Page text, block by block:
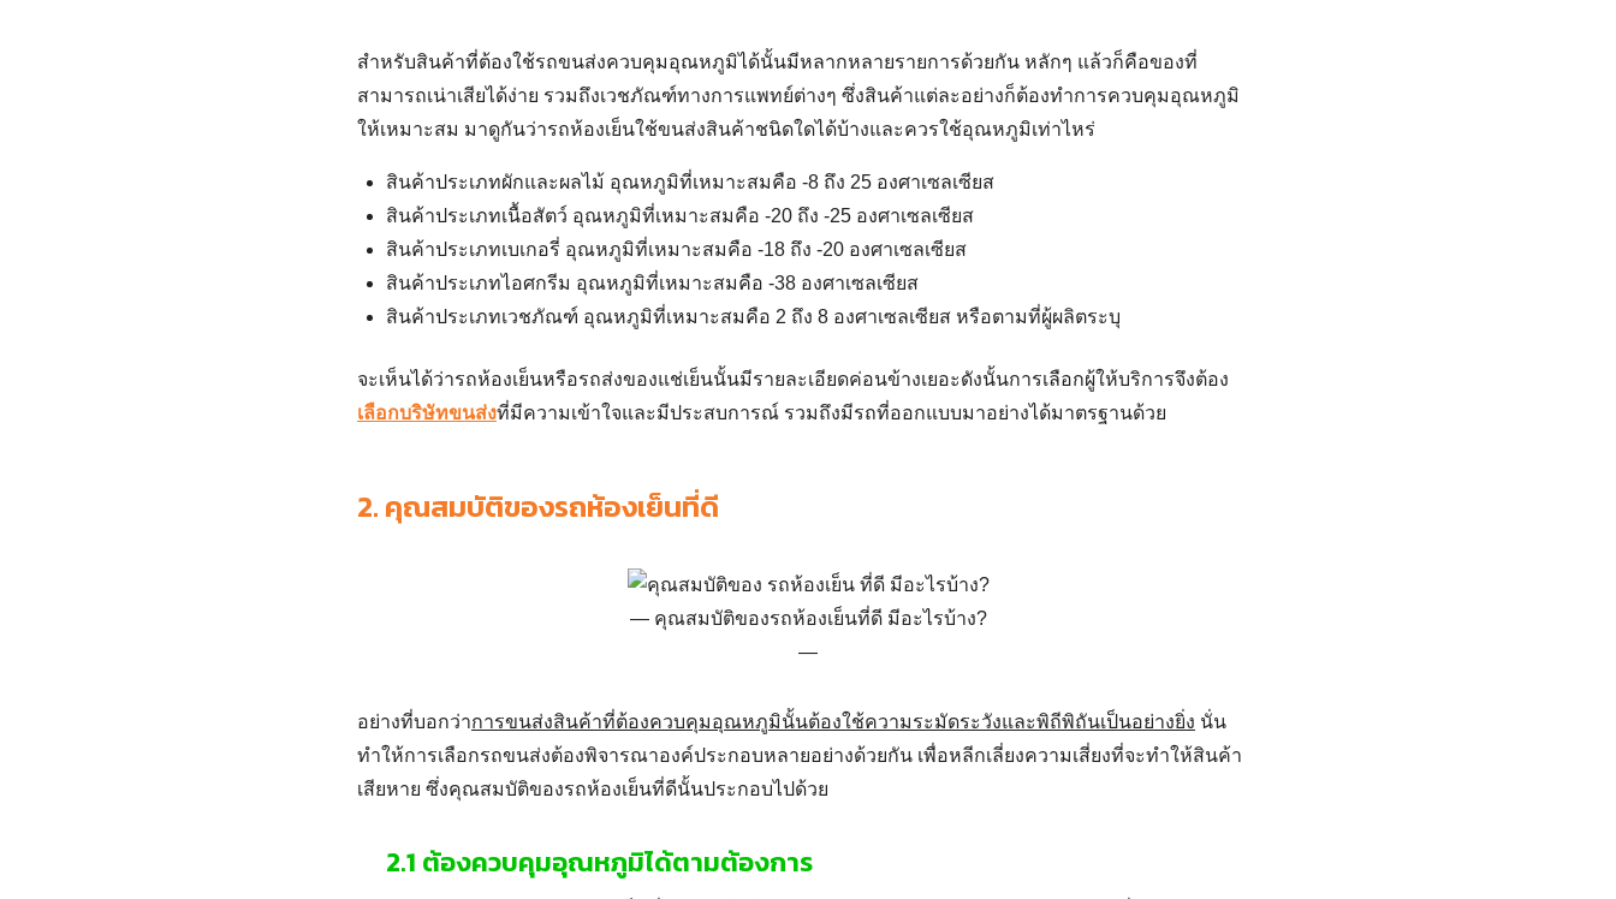
สำหรับสินค้าที่ต้องใช้รถขนส่งควบคุมอุณหภูมิได้นั้นมีหลากหลายรายการด้วยกัน หลักๆ แล้วก็คือของที่
สามารถเน่าเสียได้ง่าย รวมถึงเวชภัณฑ์ทางการแพทย์ต่างๆ ซึ่งสินค้าแต่ละอย่างก็ต้องทำการควบคุมอุณหภูมิ
ให้เหมาะสม มาดูกันว่ารถห้องเย็นใช้ขนส่งสินค้าชนิดใดได้บ้างและควรใช้อุณหภูมิเท่าไหร่
สินค้าประเภทผักและผลไม้ อุณหภูมิที่เหมาะสมคือ -8 ถึง 25 องศาเซลเซียส
สินค้าประเภทเนื้อสัตว์ อุณหภูมิที่เหมาะสมคือ -20 ถึง -25 องศาเซลเซียส
สินค้าประเภทเบเกอรี่ อุณหภูมิที่เหมาะสมคือ -18 ถึง -20 องศาเซลเซียส
สินค้าประเภทไอศกรีม อุณหภูมิที่เหมาะสมคือ -38 องศาเซลเซียส
สินค้าประเภทเวชภัณฑ์ อุณหภูมิที่เหมาะสมคือ 2 ถึง 8 องศาเซลเซียส หรือตามที่ผู้ผลิตระบุ
จะเห็นได้ว่ารถห้องเย็นหรือรถส่งของแช่เย็นนั้นมีรายละเอียดค่อนข้างเยอะดังนั้นการเลือกผู้ให้บริการจึงต้อง
เลือกบริษัทขนส่งที่มีความเข้าใจและมีประสบการณ์ รวมถึงมีรถที่ออกแบบมาอย่างได้มาตรฐานด้วย
2. คุณสมบัติของรถห้องเย็นที่ดี
คุณสมบัติของรถห้องเย็นที่ดี มีอะไรบ้าง?
อย่างที่บอกว่าการขนส่งสินค้าที่ต้องควบคุมอุณหภูมินั้นต้องใช้ความระมัดระวังและพิถีพิถันเป็นอย่างยิ่ง นั่น
ทำให้การเลือกรถขนส่งต้องพิจารณาองค์ประกอบหลายอย่างด้วยกัน เพื่อหลีกเลี่ยงความเสี่ยงที่จะทำให้สินค้า
เสียหาย ซึ่งคุณสมบัติของรถห้องเย็นที่ดีนั้นประกอบไปด้วย
2.1 ต้องควบคุมอุณหภูมิได้ตามต้องการ